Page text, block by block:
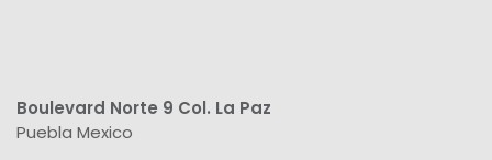
Boulevard Norte 9 Col. La Paz
Puebla Mexico